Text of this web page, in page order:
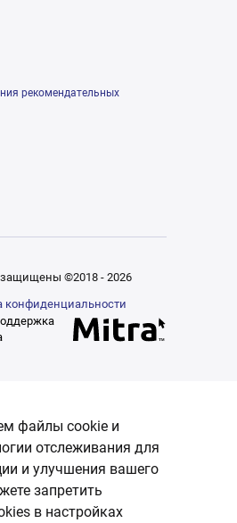
рекомендательных
защищены ©2018 - 2026
конфиденциальности
файлы cookie и
отслеживания для
и улучшения вашего
запретить
в настройках